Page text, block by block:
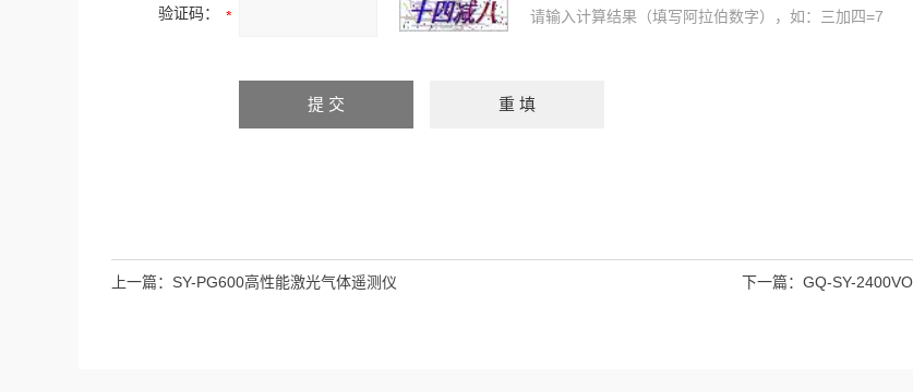
验证码： 请输入计算结果（填写阿拉伯数字），如：三加四=7
上一篇： SY-PG600高性能激光气体遥测仪 下一篇： GQ-SY-